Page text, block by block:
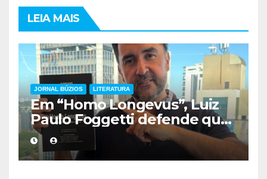
LEIA MAIS
JORNAL BÚZIOS LITERATURA
Em “Homo Longevus”, Luiz
Paulo Foggetti defende que
viver mais exigirá uma nova
forma de encarar a vida